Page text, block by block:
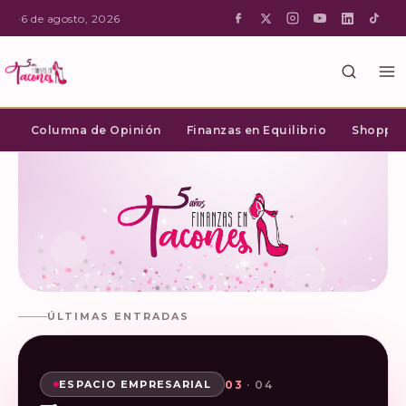
·6 de agosto, 2026
Columna de Opinión Finanzas en Equilibrio
ÚLTIMAS ENTRADAS
SHOPPING INTELIGENTE 01 · 04
ESPACIO EMPRESARIAL 02 · 04
ESPACIO EMPRESARIAL 03 · 04
ESPACIO EMPRESARIAL 04 · 04